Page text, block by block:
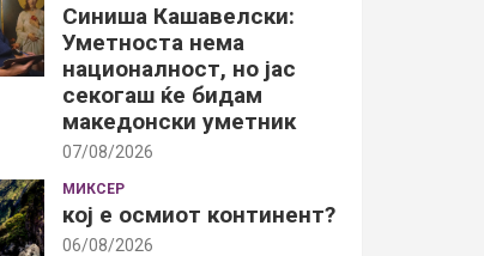
Синиша Кашавелски:
Уметноста нема
националност, но јас
секогаш ќе бидам
македонски уметник
07/08/2026
МИКСЕР
кој е осмиот континент?
06/08/2026